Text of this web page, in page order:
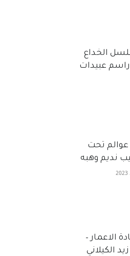
الخداع
عبيدات
عوالم تحت
نديم وهبه
الاعمار –
الكيلاني